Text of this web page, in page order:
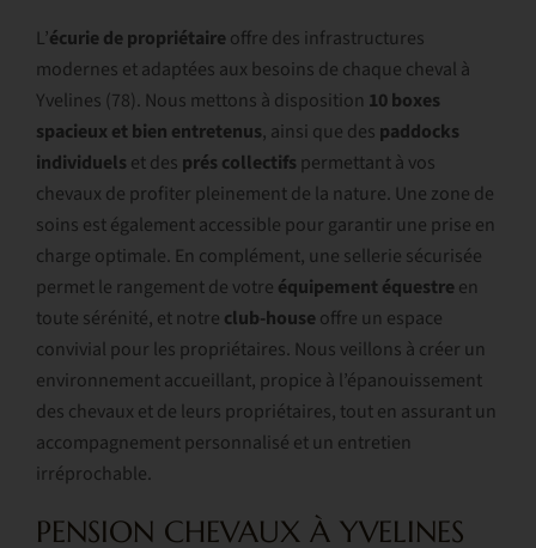
L’écurie de propriétaire offre des infrastructures
modernes et adaptées aux besoins de chaque cheval à
Yvelines (78). Nous mettons à disposition 10 boxes
spacieux et bien entretenus, ainsi que des paddocks
individuels et des prés collectifs permettant à vos
chevaux de profiter pleinement de la nature. Une zone de
soins est également accessible pour garantir une prise en
charge optimale. En complément, une sellerie sécurisée
permet le rangement de votre équipementéquestre en
toute sérénité, et notre club-house offre un espace
convivial pour les propriétaires. Nous veillons à créer un
environnement accueillant, propice à l’épanouissement
des chevaux et de leurs propriétaires, tout en assurant un
accompagnement personnalisé et un entretien
irréprochable.
PENSION CHEVAUX À YVELINES